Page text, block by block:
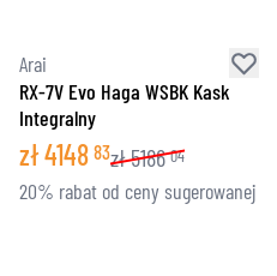
Arai
RX-7V Evo Haga WSBK Kask
Integralny
zł4148 83zł5186 04
20% rabat od ceny sugerowanej